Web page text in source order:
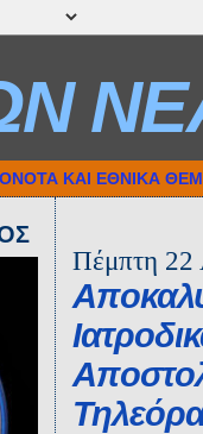
ΚΑΙ ΕΘΝΙΚΑ
Πέμπτη 22